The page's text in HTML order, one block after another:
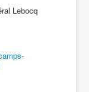
Lebocq